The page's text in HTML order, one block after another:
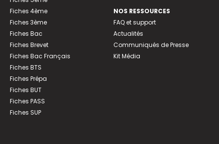
Fiches 4ème
Fiches 3ème
Fiches Bac
Fiches Brevet
Fiches Bac Français
Fiches BTS
Fiches Prépa
Fiches BUT
Fiches PASS
Fiches SUP
NOS RESSOURCES
FAQ et support
Actualités
Communiqués de Presse
Kit Média